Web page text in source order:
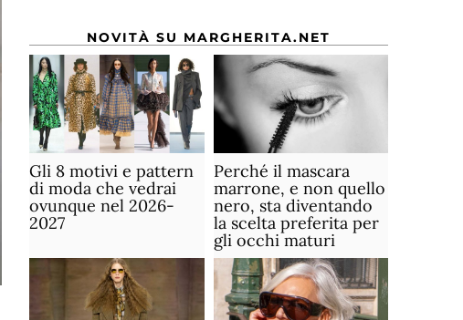
NOVITÀ SU MARGHERITA.NET
Gli 8 motivi e pattern
di moda che vedrai
ovunque nel 2026-
2027
Perché il mascara
marrone, e non quello
nero, sta diventando
la scelta preferita per
gli occhi maturi